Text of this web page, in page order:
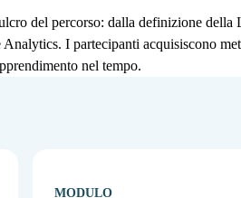
del percorso: dalla definizione
I partecipanti acquisiscono
nel tempo.
MODULO